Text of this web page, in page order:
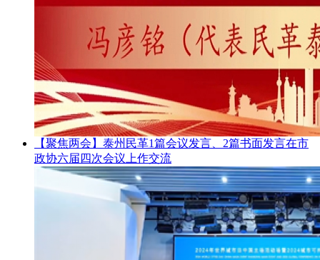
【聚焦两会】泰州民革1篇会议发言、2篇书面发言在市
政协六届四次会议上作交流